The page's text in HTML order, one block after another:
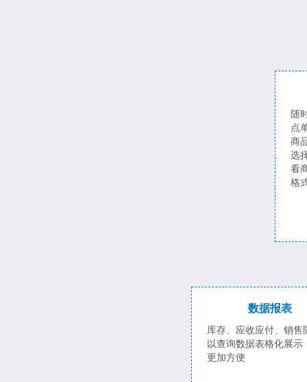
随
点
商
选
看
格
数据报表
库存、应收应付、销售
以查询数据表格化展示
更加方便